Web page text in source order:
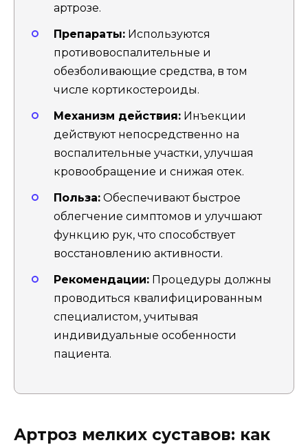
артрозе.
Препараты: Используются
противовоспалительные и
обезболивающие средства, в том
числе кортикостероиды.
Механизм действия: Инъекции
действуют непосредственно на
воспалительные участки, улучшая
кровообращение и снижая отек.
Польза: Обеспечивают быстрое
облегчение симптомов и улучшают
функцию рук, что способствует
восстановлению активности.
Рекомендации: Процедуры должны
проводиться квалифицированным
специалистом, учитывая
индивидуальные особенности
пациента.
Артроз мелких суставов: как